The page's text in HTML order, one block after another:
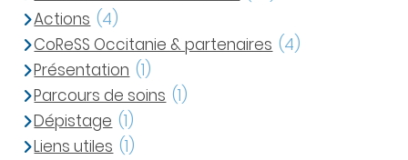
Actions (4)
CoReSS Occitanie & partenaires (4)
Présentation (1)
Parcours de soins (1)
Dépistage (1)
Liens utiles (1)